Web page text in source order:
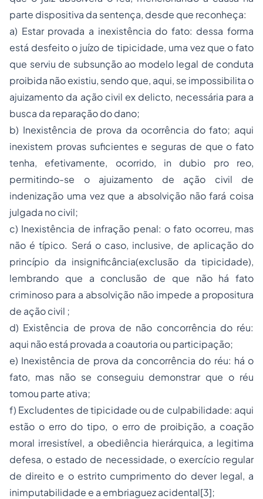
parte dispositiva da sentença, desde que reconheça:
a) Estar provada a inexistência do fato: dessa forma
está desfeito o juízo de tipicidade, uma vez que o fato
que serviu de subsunção ao modelo legal de conduta
proibida não existiu, sendo que, aqui, se impossibilita o
ajuizamento da ação civil ex delicto, necessária para a
busca da reparação do dano;
b) Inexistência de prova da ocorrência do fato; aqui
inexistem provas suficientes e seguras de que o fato
tenha, efetivamente, ocorrido, in dubio pro reo,
permitindo-se o ajuizamento de ação civil de
indenização uma vez que a absolvição não fará coisa
julgada no civil;
c) Inexistência de infração penal: o fato ocorreu, mas
não é típico. Será o caso, inclusive, de aplicação do
princípio da insignificância(exclusão da tipicidade),
lembrando que a conclusão de que não há fato
criminoso para a absolvição não impede a propositura
de ação civil ;
d) Existência de prova de não concorrência do réu:
aqui não está provada a coautoria ou participação;
e) Inexistência de prova da concorrência do réu: há o
fato, mas não se conseguiu demonstrar que o réu
tomou parte ativa;
f) Excludentes de tipicidade ou de culpabilidade: aqui
estão o erro do tipo, o erro de proibição, a coação
moral irresistível, a obediência hierárquica, a legitima
defesa, o estado de necessidade, o exercício regular
de direito e o estrito cumprimento do dever legal, a
inimputabilidade e a embriaguez acidental[3];